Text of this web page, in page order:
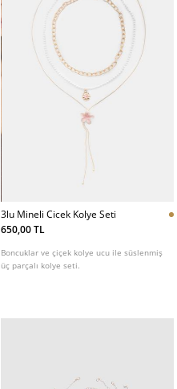
3lu Mineli Cicek Kolye Seti
650,00 TL
Boncuklar ve çiçek kolye ucu ile süslenmiş
üç parçalı kolye seti.